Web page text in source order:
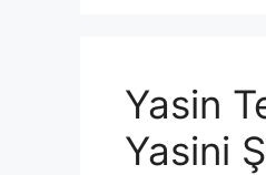
Yasin
Yasini